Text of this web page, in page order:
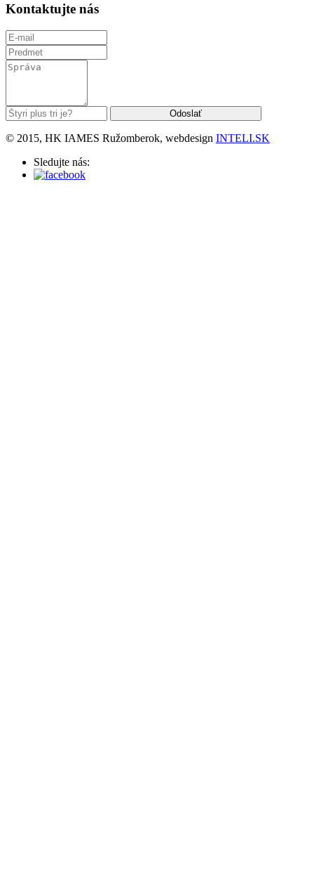
Kontaktujte nás
© 2015, HK IAMES Ružomberok, webdesign INTELI.SK
Sledujte nás: